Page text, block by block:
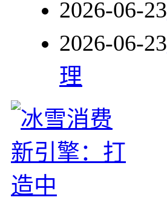
2026-06-23
2026-06-23
理